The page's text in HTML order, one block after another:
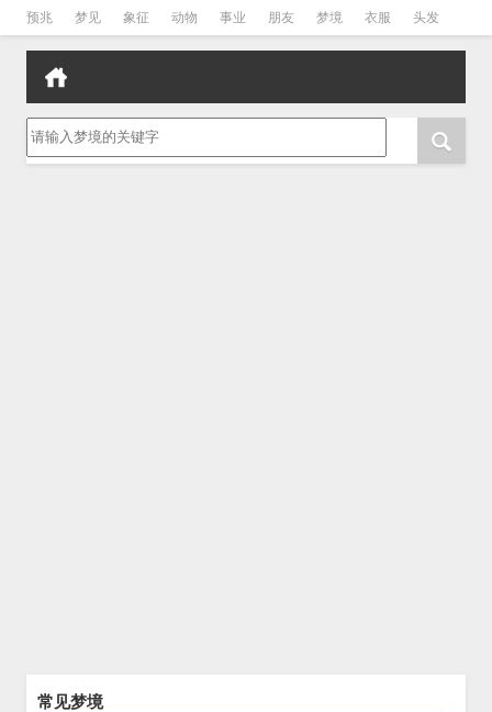
预兆 梦见 象征 动物 事业 朋友 梦境 衣服 头发
孕妇 孩子 吵架 房子
常见梦境